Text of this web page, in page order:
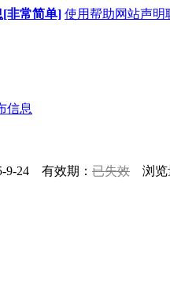
[非常简单] 使用帮助网站声明
信息
9-24 有效期： 已失效 浏览